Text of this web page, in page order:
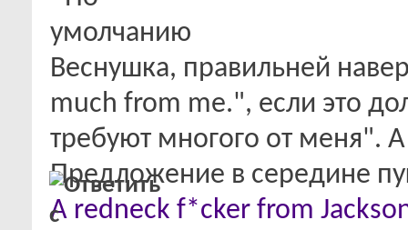
Веснушка, правильней
much from me.", если это
требуют многого от меня".
Предложение в середине
A redneck f*cker from